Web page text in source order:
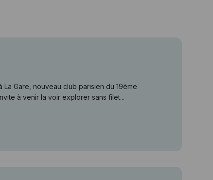
Gare, nouveau club parisien du 19ème
à venir la voir explorer sans filet...